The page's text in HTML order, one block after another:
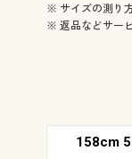
※ サイズの測り
※ 返品などサー
158cm